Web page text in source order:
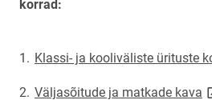
korrad:
1. Klassi- ja kooliväliste ürituste
2. Väljasõitude ja matkade kava